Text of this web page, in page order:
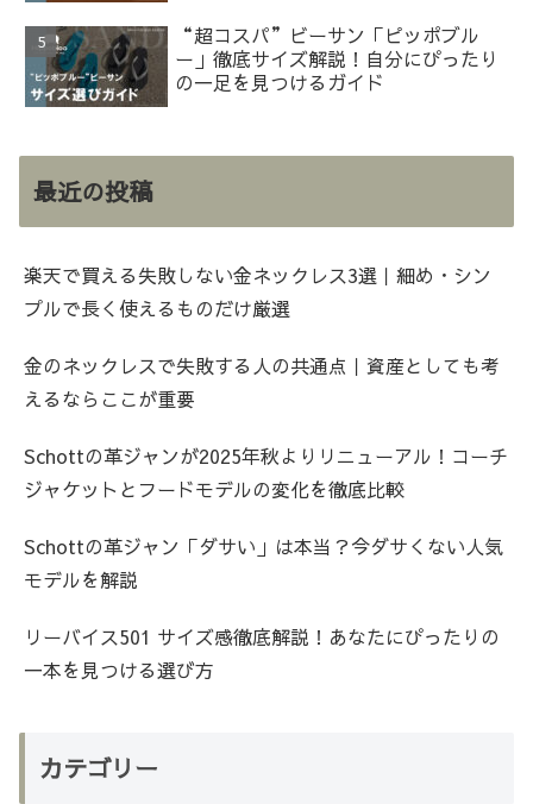
“超コスパ”ビーサン「ピッポブル
ー」徹底サイズ解説！自分にぴったり
の一足を見つけるガイド
最近の投稿
楽天で買える失敗しない金ネックレス3選｜細め・シン
プルで長く使えるものだけ厳選
金のネックレスで失敗する人の共通点｜資産としても考
えるならここが重要
Schottの革ジャンが2025年秋よりリニューアル！コーチ
ジャケットとフードモデルの変化を徹底比較
Schottの革ジャン「ダサい」は本当？今ダサくない人気
モデルを解説
リーバイス501 サイズ感徹底解説！あなたにぴったりの
一本を見つける選び方
カテゴリー